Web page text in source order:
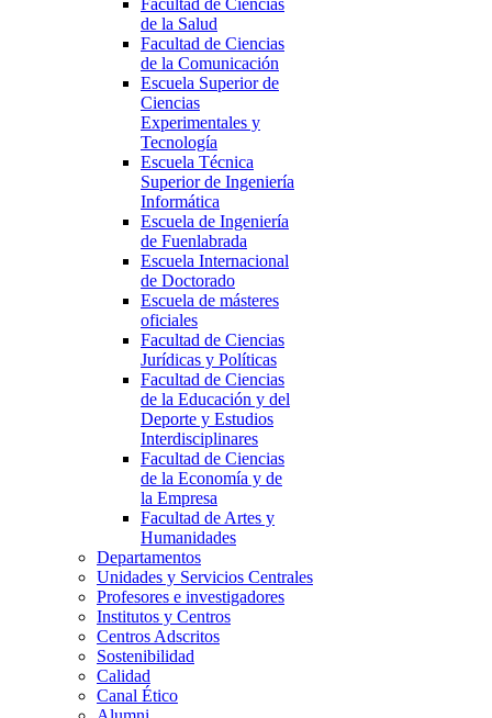
Facultad de Ciencias
de la Salud
Facultad de Ciencias
de la Comunicación
Escuela Superior de
Ciencias
Experimentales y
Tecnología
Escuela Técnica
Superior de Ingeniería
Informática
Escuela de Ingeniería
de Fuenlabrada
Escuela Internacional
de Doctorado
Escuela de másteres
oficiales
Facultad de Ciencias
Jurídicas y Políticas
Facultad de Ciencias
de la Educación y del
Deporte y Estudios
Interdisciplinares
Facultad de Ciencias
de la Economía y de
la Empresa
Facultad de Artes y
Humanidades
Departamentos
Unidades y Servicios Centrales
Profesores e investigadores
Institutos y Centros
Centros Adscritos
Sostenibilidad
Calidad
Canal Ético